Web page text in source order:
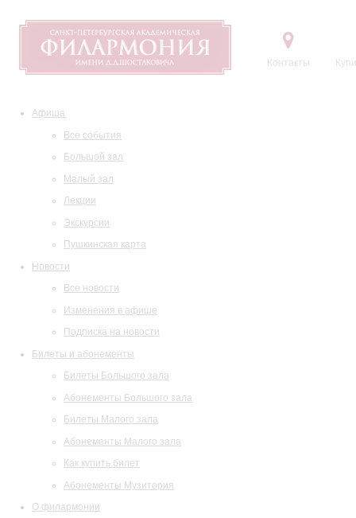
Контакты
Афиша
Все события
Большой зал
Малый зал
Лекции
Экскурсии
Пушкинская карта
Новости
Все новости
Изменения в афише
Подписка на новости
Билеты и абонементы
Билеты Большого зала
Абонементы Большого зала
Билеты Малого зала
Абонементы Малого зала
Как купить билет
Абонементы Музитория
О филармонии